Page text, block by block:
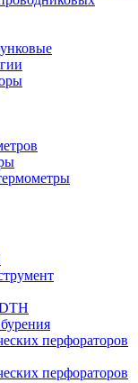
перфораторов
перфораторов